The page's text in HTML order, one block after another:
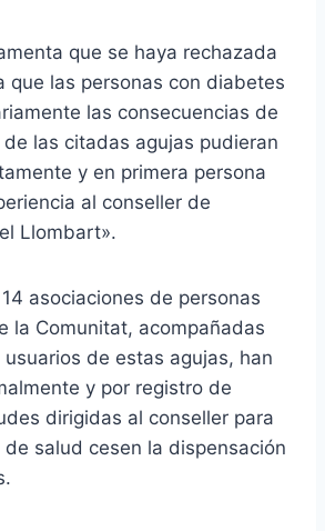
que se haya rechazada
que las personas con diabetes
las consecuencias de
las citadas agujas pudieran
y en primera persona
al conseller de
Llombart».
asociaciones de personas
la Comunitat, acompañadas
de estas agujas, han
y por registro de
dirigidas al conseller para
salud cesen la dispensación